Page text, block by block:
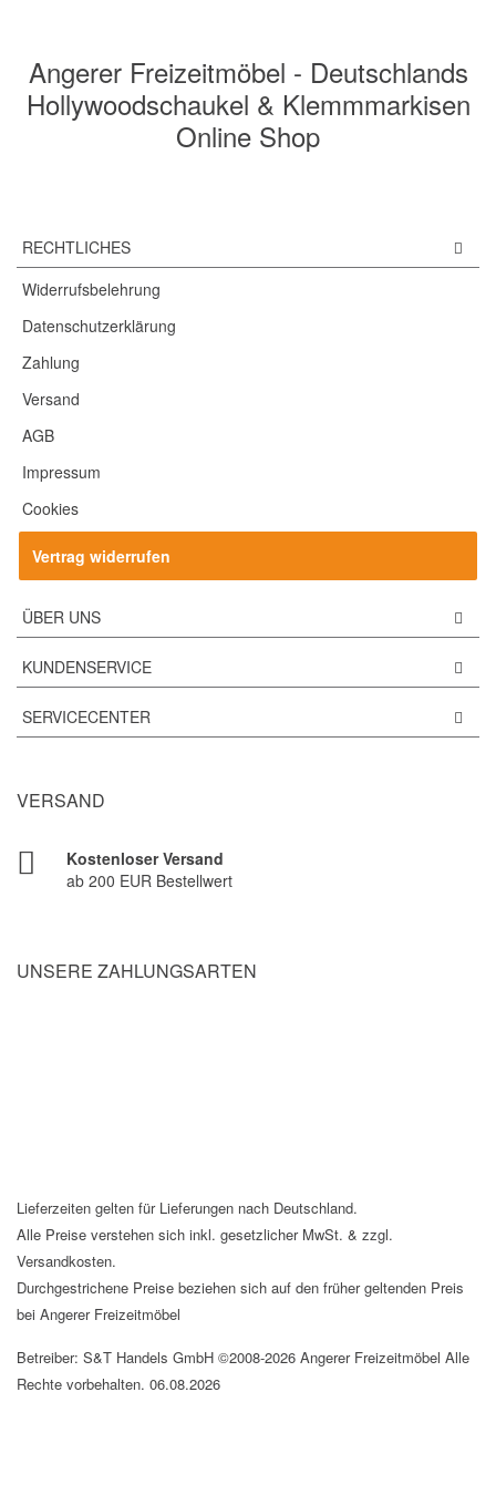
Angerer Freizeitmöbel - Deutschlands
Hollywoodschaukel & Klemmmarkisen
Online Shop
RECHTLICHES
Widerrufsbelehrung
Datenschutzerklärung
Zahlung
Versand
AGB
Impressum
Cookies
Vertrag widerrufen
ÜBER UNS
KUNDENSERVICE
SERVICECENTER
VERSAND
Kostenloser Versand
ab 200 EUR Bestellwert
UNSERE ZAHLUNGSARTEN
Lieferzeiten gelten für Lieferungen nach Deutschland.
Alle Preise verstehen sich inkl. gesetzlicher MwSt. & zzgl.
Versandkosten.
Durchgestrichene Preise beziehen sich auf den früher geltenden Preis
bei Angerer Freizeitmöbel
Betreiber: S&T Handels GmbH ©2008-2026 Angerer Freizeitmöbel Alle
Rechte vorbehalten. 06.08.2026